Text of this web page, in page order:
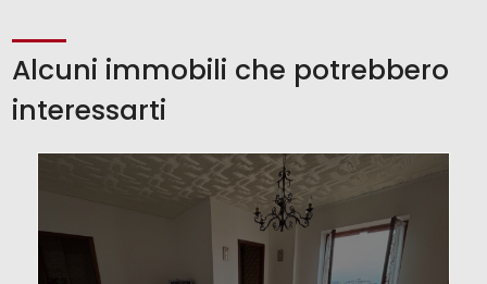
Alcuni immobili che potrebbero
interessarti